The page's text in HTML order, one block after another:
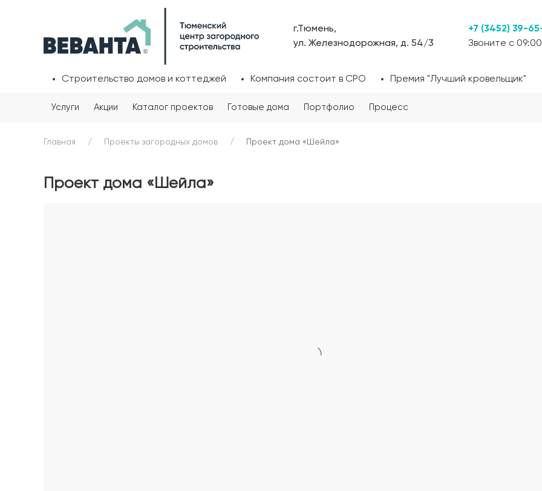
г.Тюмень,
ул. Железнодорожная, д. 54/3
+7 (3452) 39-
Звоните с
Строительство домов и коттеджей Компания состоит в СРО Премия "Лучший кровельщик"
Услуги Акции Каталог проектов Готовые дома Портфолио Процесс
Главная Проекты загородных домов Проект дома «Шейла»
Проект дома «Шейла»